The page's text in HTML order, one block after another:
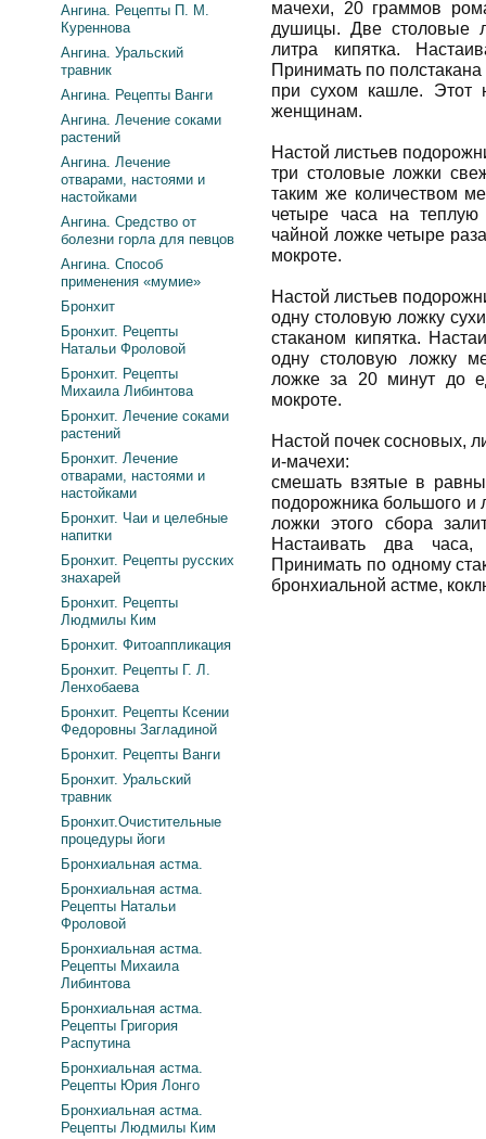
мачехи, 20 граммов
душицы. Две столовые
литра кипятка.
Принимать по
при сухом кашле. Этот
женщинам.
Настой листьев
три столовые ложки
таким же количеством
четыре часа на
чайной ложке четыре
мокроте.
Настой листьев
одну столовую ложку
стаканом кипятка.
одну столовую ложку
ложке за 20 минут до
мокроте.
Настой почек сосновых,
и-мачехи:
смешать взятые в
подорожника большого и
ложки этого сбора
Настаивать два часа,
Принимать по одному
бронхиальной астме,
Ангина. Рецепты П. М.
Куреннова
Ангина. Уральский
травник
Ангина. Рецепты Ванги
Ангина. Лечение соками
растений
Ангина. Лечение
отварами, настоями и
настойками
Ангина. Средство от
болезни горла для певцов
Ангина. Способ
применения «мумие»
Бронхит
Бронхит. Рецепты
Натальи Фроловой
Бронхит. Рецепты
Михаила Либинтова
Бронхит. Лечение соками
растений
Бронхит. Лечение
отварами, настоями и
настойками
Бронхит. Чаи и целебные
напитки
Бронхит. Рецепты русских
знахарей
Бронхит. Рецепты
Людмилы Ким
Бронхит. Фитоаппликация
Бронхит. Рецепты Г. Л.
Ленхобаева
Бронхит. Рецепты Ксении
Федоровны Загладиной
Бронхит. Рецепты Ванги
Бронхит. Уральский
травник
Бронхит.Очистительные
процедуры йоги
Бронхиальная астма.
Бронхиальная астма.
Рецепты Натальи
Фроловой
Бронхиальная астма.
Рецепты Михаила
Либинтова
Бронхиальная астма.
Рецепты Григория
Распутина
Бронхиальная астма.
Рецепты Юрия Лонго
Бронхиальная астма.
Рецепты Людмилы Ким